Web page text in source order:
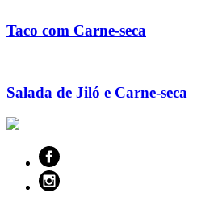
Taco com Carne-seca
Salada de Jiló e Carne-seca